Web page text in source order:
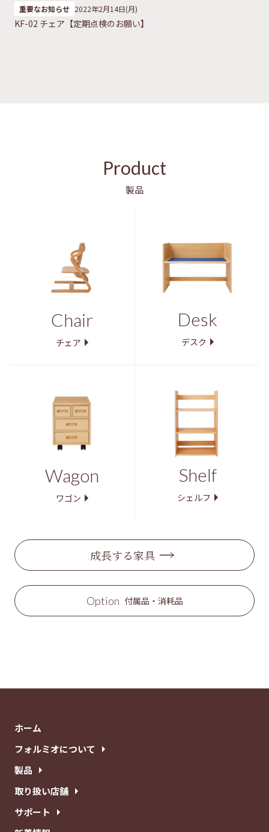
重要なお知らせ 2022年2月14日(月)
KF-02 チェア【定期点検のお願い】
Product
製品
Chair
チェア
Desk
デスク
Wagon
ワゴン
Shelf
シェルフ
成長する家具
Option 付属品・消耗品
ホーム
フォルミオについて
製品
取り扱い店舗
サポート